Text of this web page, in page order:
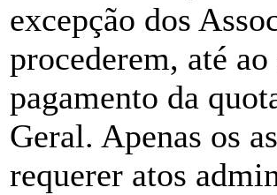
excepção dos
procederem, até
pagamento da
Geral. Apenas os
requerer atos